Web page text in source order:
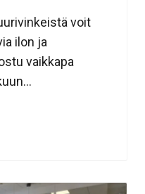
voit
ilon ja
vaikkapa